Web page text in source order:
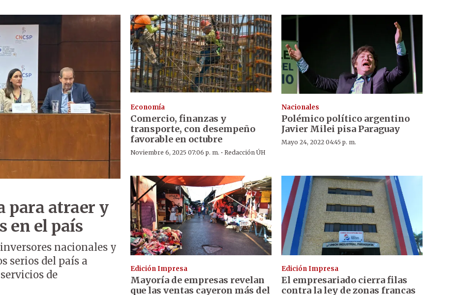
para atraer y
en el país
nacionales y
serios del país a
de
Economía
Comercio, finanzas y
transporte, con desempeño
favorable en octubre
Noviembre 6, 2025 07:06 p. m. · Redacción ÚH
Nacionales
Polémico político argentino
Javier Milei pisa Paraguay
Mayo 24, 2022 04:45 p. m.
Edición Impresa
Mayoría de empresas revelan
que las ventas cayeron más del
Edición Impresa
El empresariado cierra filas
contra la ley de zonas francas